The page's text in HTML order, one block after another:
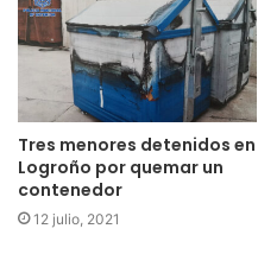
Tres menores detenidos en
Logroño por quemar un
contenedor
12 julio, 2021